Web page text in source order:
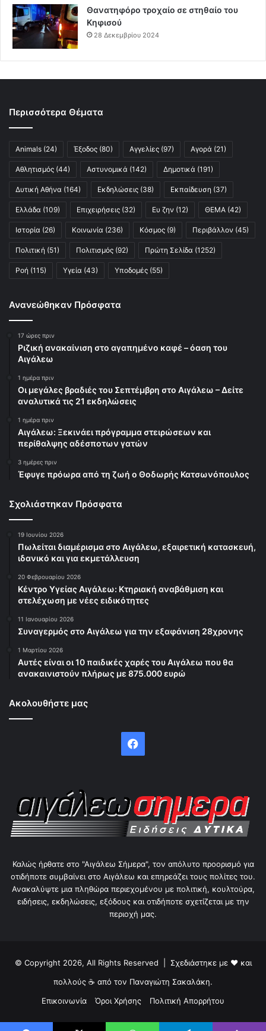
Θανατηφόρο τροχαίο σε στηθαίο του
Κηφισού
28 Δεκεμβρίου 2024
Περισσότερα Θέματα
Animals (24) Έξοδος (80) Αγγελίες (97) Αγορά (21)
Αθλητισμός (44) Αστυνομικά (142) Δημοτικά (191)
Δυτική Αθήνα (164) Εκδηλώσεις (38) Εκπαίδευση (37)
Ελλάδα (109) Επιχειρήσεις (32) Ευ ζην (12) ΘΕΜΑ (42)
Ιστορία (26) Κοινωνία (236) Κόσμος (9) Περιβάλλον (45)
Πολιτική (51) Πολιτισμός (92) Πρώτη Σελίδα (1252)
Ροή (115) Υγεία (43) Υποδομές (55)
Ανανεώθηκαν Πρόσφατα
17 ώρες πριν
Ριζική ανακαίνιση στο αγαπημένο καφέ – όαση του
Αιγάλεω
1 ημέρα πριν
Οι μεγάλες βραδιές του Σεπτέμβρη στο Αιγάλεω – Δείτε
αναλυτικά τις 21 εκδηλώσεις
1 ημέρα πριν
Αιγάλεω: Ξεκινάει πρόγραμμα στειρώσεων και
περίθαλψης αδέσποτων γατών
3 ημέρες πριν
Έφυγε πρόωρα από τη ζωή ο Θοδωρής Κατσωνόπουλος
Σχολιάστηκαν Πρόσφατα
19 Ιουνίου 2026
Πωλείται διαμέρισμα στο Αιγάλεω, εξαιρετική κατασκευή,
ιδανικό και για εκμετάλλευση
20 Φεβρουαρίου 2026
Κέντρο Υγείας Αιγάλεω: Κτηριακή αναβάθμιση και
στελέχωση με νέες ειδικότητες
11 Ιανουαρίου 2026
Συναγερμός στο Αιγάλεω για την εξαφάνιση 28χρονης
1 Μαρτίου 2026
Αυτές είναι οι 10 παιδικές χαρές του Αιγάλεω που θα
ανακαινιστούν πλήρως με 875.000 ευρώ
Ακολουθήστε μας
Facebook
Καλώς ήρθατε στο "Αιγάλεω Σήμερα", τον απόλυτο προορισμό για
οτιδήποτε συμβαίνει στο Αιγάλεω και επηρεάζει τους πολίτες του.
Ανακαλύψτε μια πληθώρα περιεχομένου με πολιτική, κουλτούρα,
ειδήσεις, εκδηλώσεις, εξόδους και οτιδήποτε σχετίζεται με την
περιοχή μας.
© Copyright 2026, All Rights Reserved | Σχεδιάστηκε με ❤ και
πολλούς ☕ από τον Παναγιώτη Σακαλάκη.
Επικοινωνία
Όροι Χρήσης Πολιτική Απορρήτου